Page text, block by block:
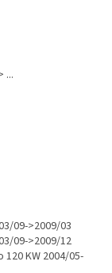
...
09->2009/03
09->2009/12
120 KW 2004/05-